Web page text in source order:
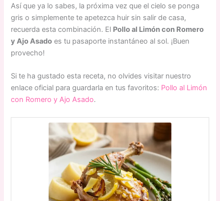
Así que ya lo sabes, la próxima vez que el cielo se ponga
gris o simplemente te apetezca huir sin salir de casa,
recuerda esta combinación. El Pollo al Limón con Romero
y Ajo Asado es tu pasaporte instantáneo al sol. ¡Buen
provecho!
Si te ha gustado esta receta, no olvides visitar nuestro
enlace oficial para guardarla en tus favoritos: Pollo al Limón
con Romero y Ajo Asado.